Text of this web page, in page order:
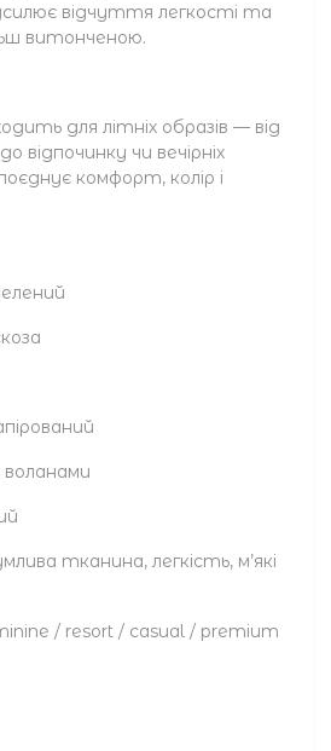
відчуття легкості та
витонченою.
для літніх образів — від
відпочинку чи вечірніх
комфорт, колір і
воланами
тканина, легкість, м’які
/ resort / casual / premium